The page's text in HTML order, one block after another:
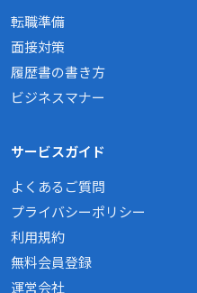
転職準備
面接対策
履歴書の書き方
ビジネスマナー
サービスガイド
よくあるご質問
プライバシーポリシー
利用規約
無料会員登録
運営会社